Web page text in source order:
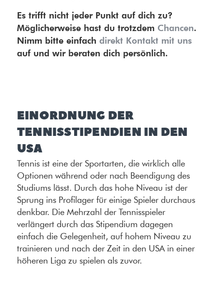
Es trifft nicht jeder Punkt auf dich zu?
Möglicherweise hast du trotzdem Chancen.
Nimm bitte einfach direkt Kontakt mit uns
auf und wir beraten dich persönlich.
EINORDNUNG DER
TENNISSTIPENDIEN IN DEN
USA
Tennis ist eine der Sportarten, die wirklich alle
Optionen während oder nach Beendigung des
Studiums lässt. Durch das hohe Niveau ist der
Sprung ins Profilager für einige Spieler durchaus
denkbar. Die Mehrzahl der Tennisspieler
verlängert durch das Stipendium dagegen
einfach die Gelegenheit, auf hohem Niveau zu
trainieren und nach der Zeit in den USA in einer
höheren Liga zu spielen als zuvor.